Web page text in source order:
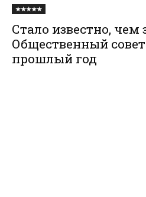
★★★★★
Стало известно, чем
Общественный
прошлый год